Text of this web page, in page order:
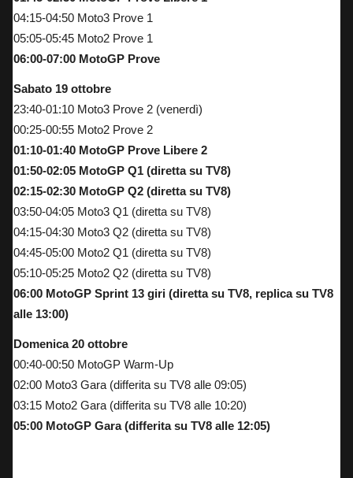
04:15-04:50 Moto3 Prove 1
05:05-05:45 Moto2 Prove 1
06:00-07:00 MotoGP Prove
Sabato 19 ottobre
23:40-01:10 Moto3 Prove 2 (venerdì)
00:25-00:55 Moto2 Prove 2
01:10-01:40 MotoGP Prove Libere 2
01:50-02:05 MotoGP Q1 (diretta su TV8)
02:15-02:30 MotoGP Q2 (diretta su TV8)
03:50-04:05 Moto3 Q1 (diretta su TV8)
04:15-04:30 Moto3 Q2 (diretta su TV8)
04:45-05:00 Moto2 Q1 (diretta su TV8)
05:10-05:25 Moto2 Q2 (diretta su TV8)
06:00 MotoGP Sprint 13 giri (diretta su TV8, replica su TV8
alle 13:00)
Domenica 20 ottobre
00:40-00:50 MotoGP Warm-Up
02:00 Moto3 Gara (differita su TV8 alle 09:05)
03:15 Moto2 Gara (differita su TV8 alle 10:20)
05:00 MotoGP Gara (differita su TV8 alle 12:05)